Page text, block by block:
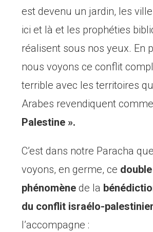
est devenu un jardin, les
ici et là et les prophéties
réalisent sous nos yeux. En
nous voyons ce conflit
terrible avec les territoires
Arabes revendiquent
Palestine ».
C’est dans notre Paracha
voyons, en germe, ce double
phénomène de la
du conflit israélo-
l’accompagne :